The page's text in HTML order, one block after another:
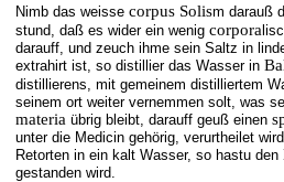
Nimb das weisse corpus Solism darauß
stund, daß es wider ein wenig corpora
darauff, und zeuch ihme sein Saltz in
extrahirt ist, so distillier das Wasser in
distillierens, mit gemeinem distilliertem
seinem ort weiter vernemmen solt, was
materia übrig bleibt, darauff geuß einen
unter die Medicin gehörig, verurtheilet
Retorten in ein kalt Wasser, so hastu den
gestanden wird.